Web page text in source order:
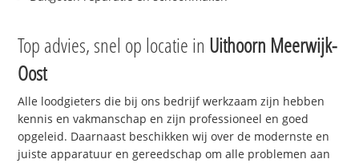
Top advies, snel op locatie in Uithoorn Meerwijk-
Oost
Alle loodgieters die bij ons bedrijf werkzaam zijn hebben
kennis en vakmanschap en zijn professioneel en goed
opgeleid. Daarnaast beschikken wij over de modernste en
juiste apparatuur en gereedschap om alle problemen aan